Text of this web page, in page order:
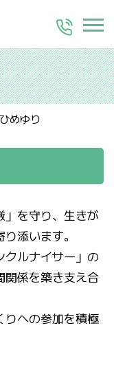
めゆり
」を守り、生きが
添います。
クルナイサー」の
関係を築き支え合
りへの参加を積極